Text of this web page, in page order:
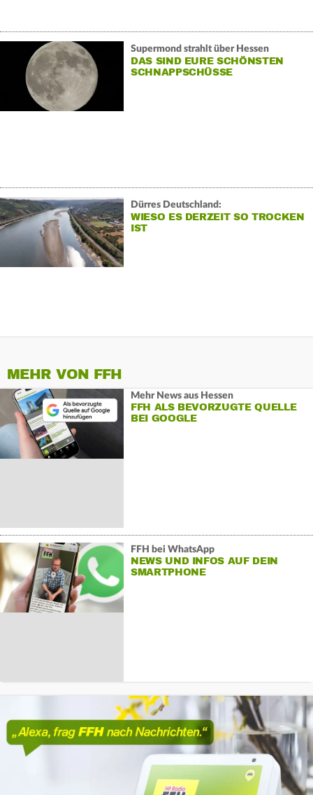
Supermond strahlt über Hessen
DAS SIND EURE SCHÖNSTEN
SCHNAPPSCHÜSSE
Dürres Deutschland:
WIESO ES DERZEIT SO TROCKEN
IST
MEHR VON FFH
Mehr News aus Hessen
FFH ALS BEVORZUGTE QUELLE
BEI GOOGLE
FFH bei WhatsApp
NEWS UND INFOS AUF DEIN
SMARTPHONE